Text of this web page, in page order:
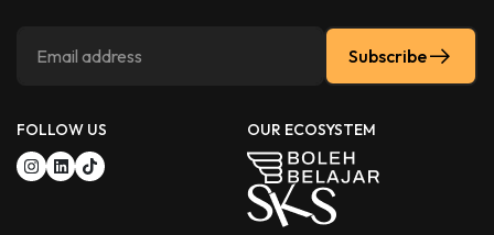
Subscribe
FOLLOW US OUR ECOSYSTEM